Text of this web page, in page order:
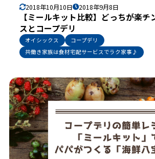
2018年10月10日 2018年9月8日
【ミールキット比較】どっちが楽チ
スとコープデリ
オイシックス
コープデリ
共働き家族は食材宅配サービスでラク家事♪